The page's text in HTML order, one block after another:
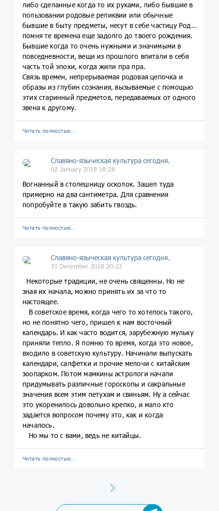
либо сделанные когда то их руками, либо бывшие в
пользовании родовые реликвии или обычные
бывшие в быту предметы, несут в себе частицу Рода,
помня те времена еще задолго до твоего рождения.
Бывшие когда то очень нужными и значимыми в
повседневности, вещи из прошлого впитали в себя
часть той эпохи, когда жили пра пра.
Связь времен, непрерываемая родовая цепочка и
образы из глубин сознания, вызываемые с помощью
этих старинный предметов, передаваемых от одного
звена к другому.
Читать полностью…
Славяно-языческая культура сегодня.
02 January 2019 18:28
Вогнанный в столешницу осколок. Зашел туда
примерно на два сантиметра. Для сравнения
попробуйте в такую забить гвоздь.
Читать полностью…
Славяно-языческая культура сегодня.
31 December 2018 20:22
Некоторые традиции, не очень священны. Но не
зная их начала, можно принять их за что то
настоящее.
В советское время, когда чего то хотелось такого,
но не понятно чего, пришел к нам восточный
календарь. И как часто водится, зарубежную мульку
приняли тепло. Я помню то время, когда это новое,
входило в советскую культуру. Начинали выпускать
календари, салфетки и прочие мелочи с китайским
зоопарком. Потом мамкины астрологи начали
придумывать различные гороскопы и сакральные
значения всем этим петухам и свиньям. Ну а сейчас
это укоренилось довольно крепко, и мало кто
задается вопросом почему это, как и когда
началось.
Но мы то с вами, ведь не китайцы.
Читать полностью…
Next